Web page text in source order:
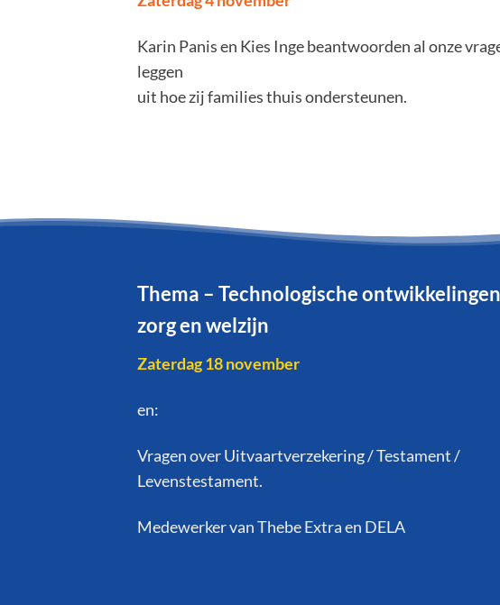
Karin Panis en Kies Inge beantwoorden al onze
leggen
uit hoe zij families thuis ondersteunen.
Thema – Technologische
zorg en welzijn
Zaterdag 18 november
en:
Vragen over Uitvaartverzekering / Testament /
Levenstestament.
Medewerker van Thebe Extra en DELA